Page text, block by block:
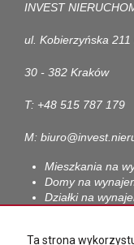
INVEST
ul. Kobierzyńska 211
30 - 382 Kraków
T: +48 515 787 179
M:
Mieszkania na
Domy na
Działki na
Ta strona